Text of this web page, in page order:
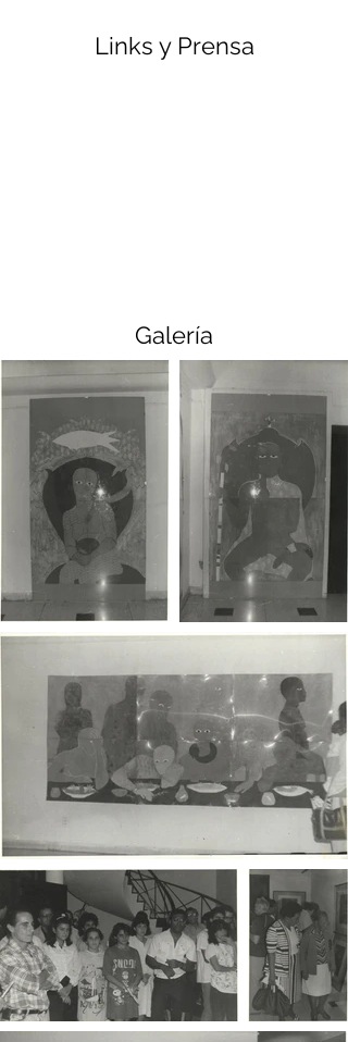
Links y Prensa
Galería